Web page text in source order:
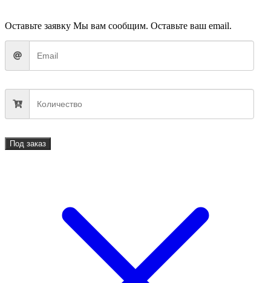
Оставьте заявку Мы вам сообщим. Оставьте ваш email.
Под заказ